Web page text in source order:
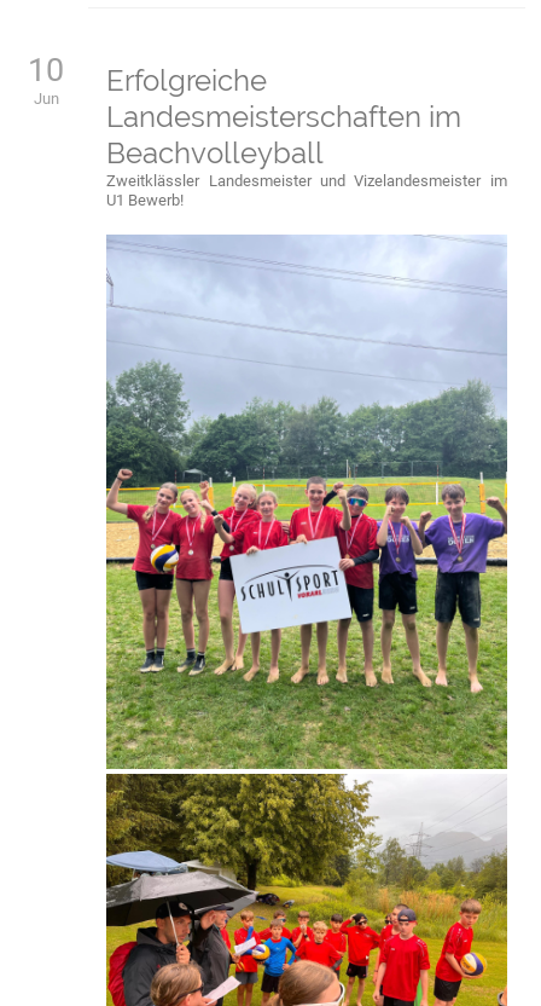
10
Jun
Erfolgreiche
Landesmeisterschaften im
Beachvolleyball
Zweitklässler Landesmeister und Vizelandesmeister im
U1 Bewerb!